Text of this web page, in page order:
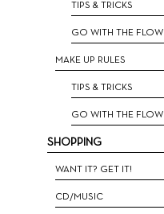
ΤIPS & TRICKS
GO WITH THE FLOW
MAKE UP RULES
TIPS & TRICKS
GO WITH THE FLOW
SHOPPING
WANT IT? GET IT!
CD/MUSIC